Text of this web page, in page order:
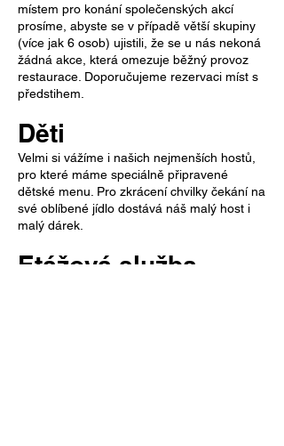
místem pro konání společenských akcí
prosíme, abyste se v případě větší skupiny
(více jak 6 osob) ujistili, že se u nás nekoná
žádná akce, která omezuje běžný provoz
restaurace. Doporučujeme rezervaci míst s
předstihem.
Děti
Velmi si vážíme i našich nejmenších hostů,
pro které máme speciálně připravené
dětské menu. Pro zkrácení chvilky čekání na
své oblíbené jídlo dostává náš malý host i
malý dárek.
Etážová služba